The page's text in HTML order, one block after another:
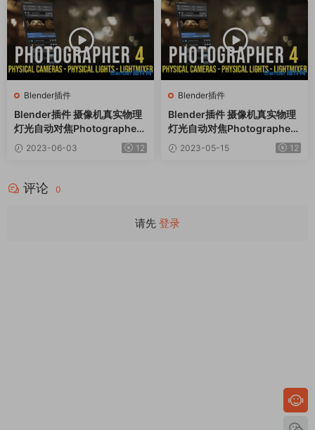
Blender插件
Blender插件 摄像机真实物理
灯光自动对焦Photographer
v 5.0.7 + 预设库
2023-06-03 12
Blender插件
Blender插件 摄像机真实物理
灯光自动对焦Photographer
v 5.0.6 + 预设库
2023-05-15 12
评论 0
请先 登录